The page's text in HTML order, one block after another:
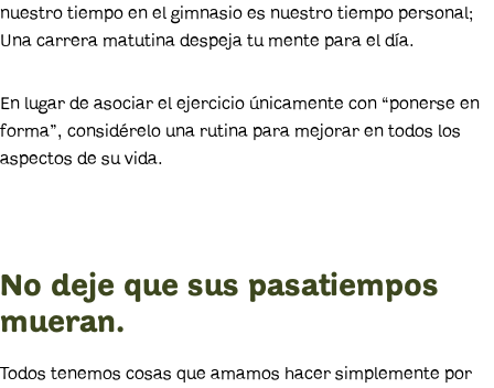
nuestro tiempo en el gimnasio es nuestro tiempo personal;
Una carrera matutina despeja tu mente para el día.
En lugar de asociar el ejercicio únicamente con “ponerse en
forma”, considérelo una rutina para mejorar en todos los
aspectos de su vida.
No deje que sus pasatiempos
mueran.
Todos tenemos cosas que amamos hacer simplemente por